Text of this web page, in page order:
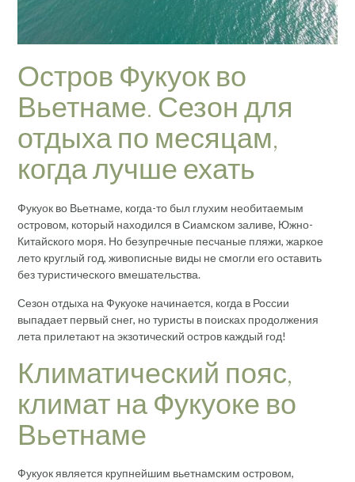
Остров Фукуок во
Вьетнаме. Сезон для
отдыха по месяцам,
когда лучше ехать
Фукуок во Вьетнаме, когда-то был глухим необитаемым
островом, который находился в Сиамском заливе, Южно-
Китайского моря. Но безупречные песчаные пляжи, жаркое
лето круглый год, живописные виды не смогли его оставить
без туристического вмешательства.
Сезон отдыха на Фукуоке начинается, когда в России
выпадает первый снег, но туристы в поисках продолжения
лета прилетают на экзотический остров каждый год!
Климатический пояс,
климат на Фукуоке во
Вьетнаме
Фукуок является крупнейшим вьетнамским островом,